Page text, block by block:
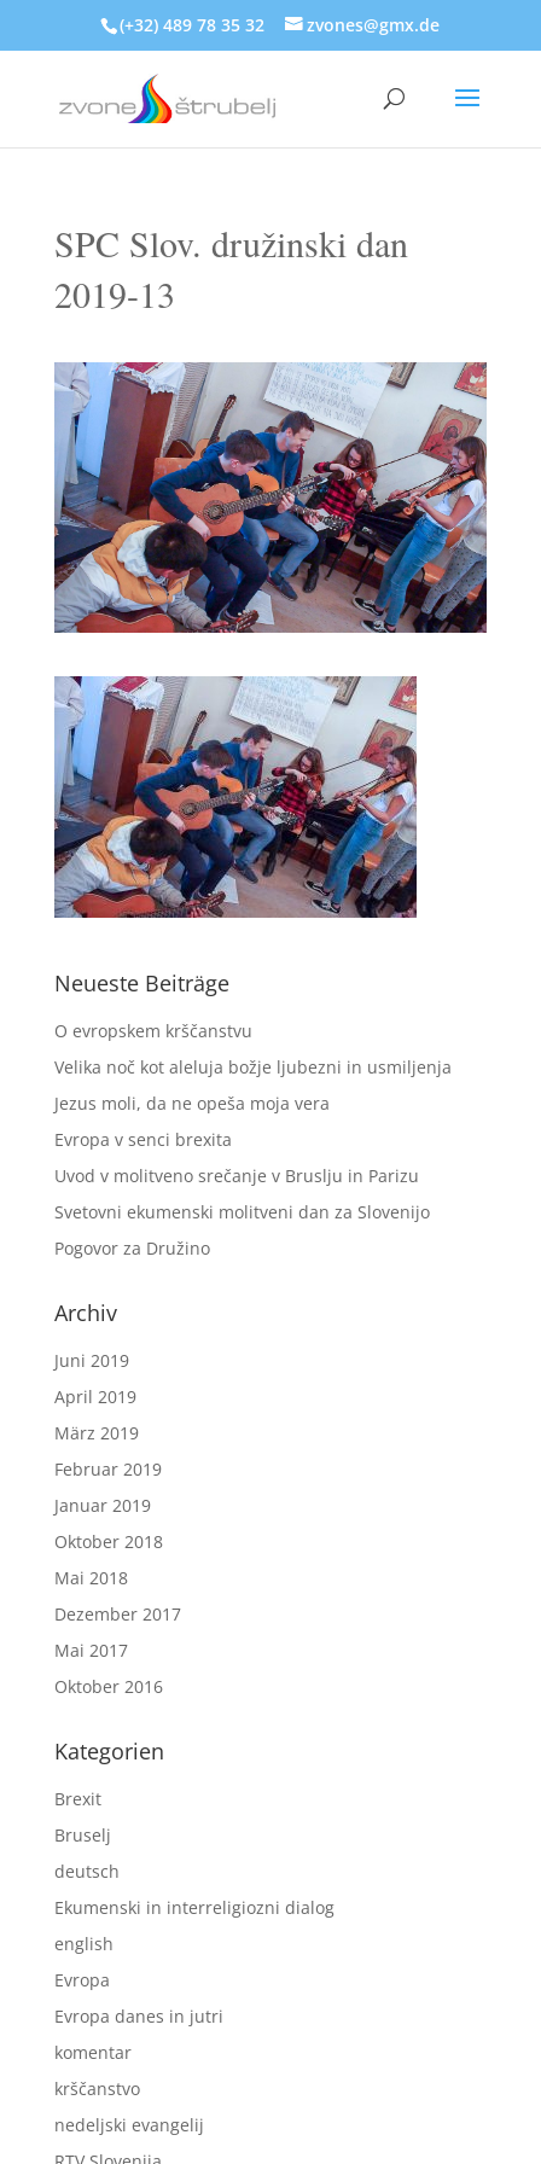
(+32) 489 78 35 32 zvones@gmx.de
SPC Slov. družinski dan
2019-13
Neueste Beiträge
O evropskem krščanstvu
Velika noč kot aleluja božje ljubezni in usmiljenja
Jezus moli, da ne opeša moja vera
Evropa v senci brexita
Uvod v molitveno srečanje v Bruslju in Parizu
Svetovni ekumenski molitveni dan za Slovenijo
Pogovor za Družino
Archiv
Juni 2019
April 2019
März 2019
Februar 2019
Januar 2019
Oktober 2018
Mai 2018
Dezember 2017
Mai 2017
Oktober 2016
Kategorien
Brexit
Bruselj
deutsch
Ekumenski in interreligiozni dialog
english
Evropa
Evropa danes in jutri
komentar
krščanstvo
nedeljski evangelij